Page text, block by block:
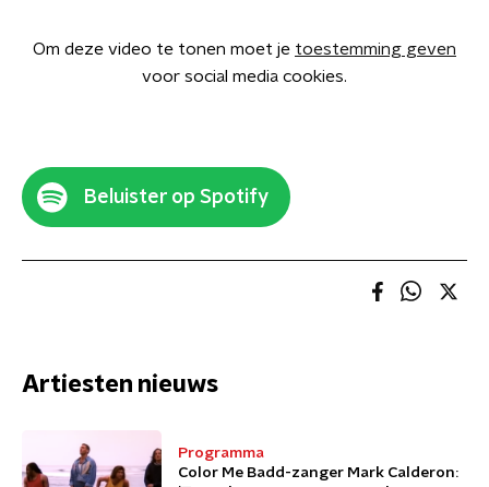
Om deze video te tonen moet je toestemming geven
voor social media cookies.
Beluister op Spotify
Artiesten nieuws
Programma
Color Me Badd-zanger Mark Calderon: